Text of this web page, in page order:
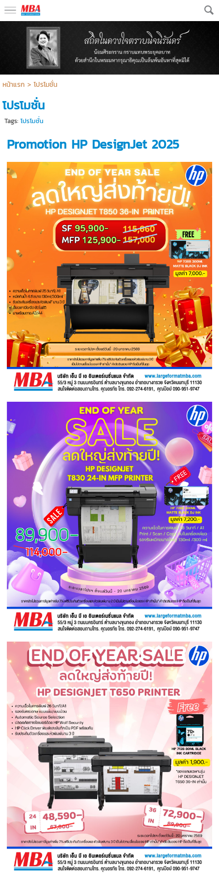
หน้าแรก > โปรโมชั่น
โปรโมชั่น
Tags: โปรโมชั่น
Promotion HP DesignJet 2025